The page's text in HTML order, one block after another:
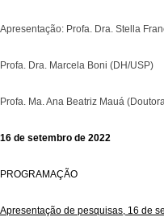
Apresentação: Profa. Dra. Stella
Profa. Dra. Marcela Boni (DH/USP)
Profa. Ma. Ana Beatriz Mauá
16 de setembro de 2022
PROGRAMAÇÃO
Apresentação de pesquisas, 16 de